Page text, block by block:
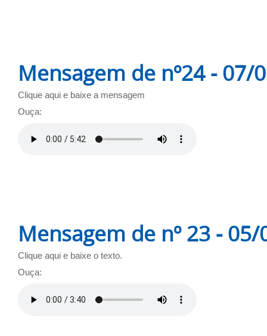
Mensagem de nº24 - 07/
Clique aqui e baixe a mensagem
Ouça:
Mensagem de nº 23 -
Clique aqui e baixe o texto.
Ouça: